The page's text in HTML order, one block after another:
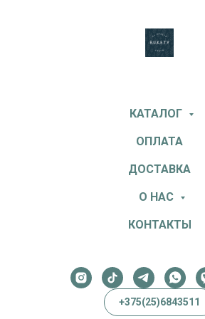
КАТАЛОГ
ОПЛАТА
ДОСТАВКА
О НАС
КОНТАКТЫ
+375(25)6843511